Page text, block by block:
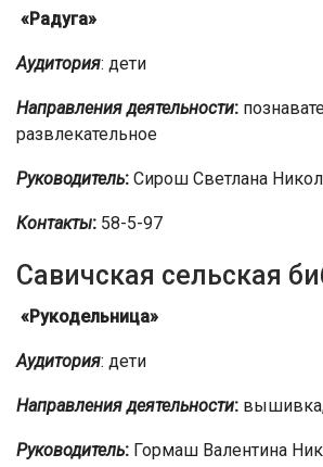
«Радуга»
Аудитория: дети
Направления деятельности:
развлекательное
Руководитель: Сирош Светлана
Контакты: 58-5-97
Савичская сельская
«Рукодельница»
Аудитория: дети
Направления деятельности:
Руководитель: Гормаш Валентина